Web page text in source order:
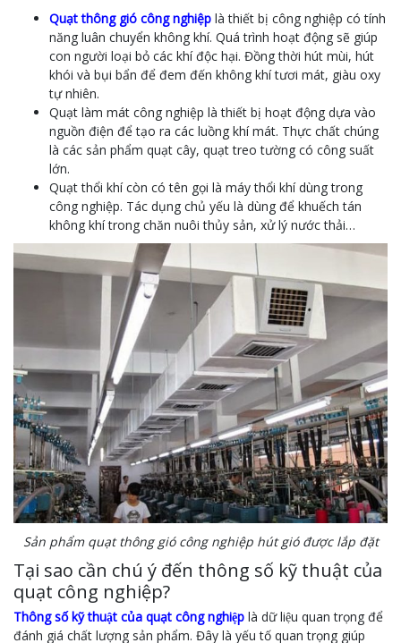
Quạt thông gió công nghiệp là thiết bị công nghiệp có tính
năng luân chuyển không khí. Quá trình hoạt động sẽ giúp
con người loại bỏ các khí độc hại. Đồng thời hút mùi, hút
khói và bụi bẩn để đem đến không khí tươi mát, giàu oxy
tự nhiên.
Quạt làm mát công nghiệp là thiết bị hoạt động dựa vào
nguồn điện để tạo ra các luồng khí mát. Thực chất chúng
là các sản phẩm quạt cây, quạt treo tường có công suất
lớn.
Quạt thổi khí còn có tên gọi là máy thổi khí dùng trong
công nghiệp. Tác dụng chủ yếu là dùng để khuếch tán
không khí trong chăn nuôi thủy sản, xử lý nước thải…
Sản phẩm quạt thông gió công nghiệp hút gió được lắp đặt
Tại sao cần chú ý đến thông số kỹ thuật của
quạt công nghiệp?
Thông số kỹ thuật của quạt công nghiệp là dữ liệu quan trọng để
đánh giá chất lượng sản phẩm. Đây là yếu tố quan trọng giúp